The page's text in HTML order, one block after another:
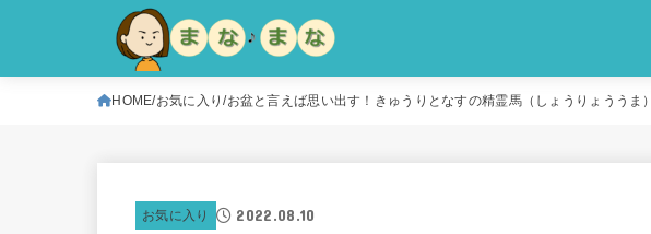
HOME お気に入り お盆と言えば思い出す！きゅうりとなすの精霊馬（しょうりょううま）
お気に入り 2022.08.10